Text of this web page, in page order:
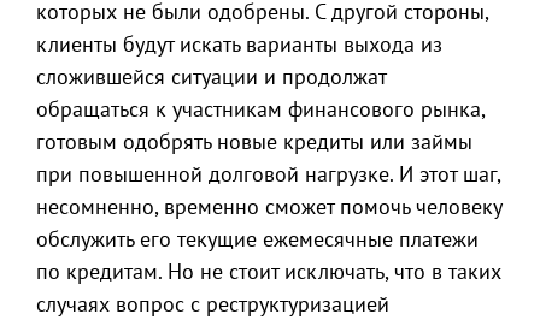
которых не были одобрены. С другой стороны,
клиенты будут искать варианты выхода из
сложившейся ситуации и продолжат
обращаться к участникам финансового рынка,
готовым одобрять новые кредиты или займы
при повышенной долговой нагрузке. И этот шаг,
несомненно, временно сможет помочь человеку
обслужить его текущие ежемесячные платежи
по кредитам. Но не стоит исключать, что в таких
случаях вопрос с реструктуризацией